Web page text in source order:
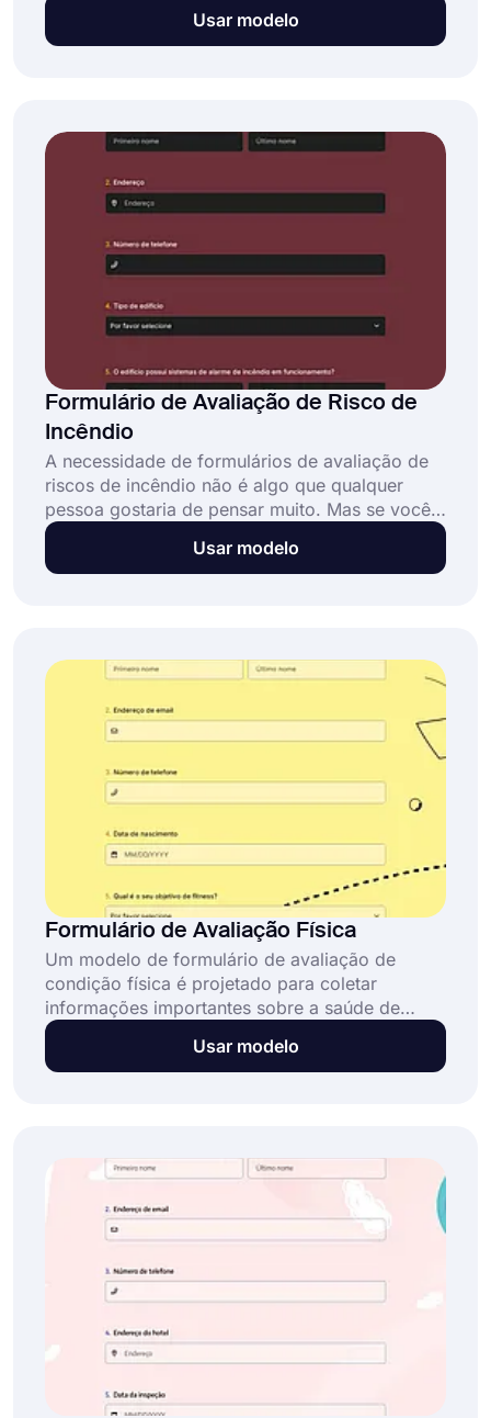
satisfação dos alunos com a qualidade do
ensino e outros aspectos da experiência
Usar modelo
Formulário de Avaliação de Risco de
Incêndio
A necessidade de formulários de avaliação de
riscos de incêndio não é algo que qualquer
pessoa gostaria de pensar muito. Mas se você
leva a segurança contra incêndio a sério, deve
ter seu próprio formulário de avaliação de
Usar modelo
Formulário de Avaliação Física
Um modelo de formulário de avaliação de
condição física é projetado para coletar
informações importantes sobre a saúde de
alguém, como peso e altura. Ao coletar esses
dados, você pode determinar se eles estão
Usar modelo